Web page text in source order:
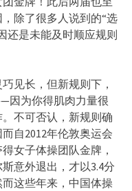
除了很多人说到的“选
还是未能及时顺应规则
见长，但新规则下，
因为你得肌肉力量很
不可否认，新规则确
自2012年伦敦奥运会
女子体操团队金牌，
意外退出，才以3.4分
这些年来，中国体操